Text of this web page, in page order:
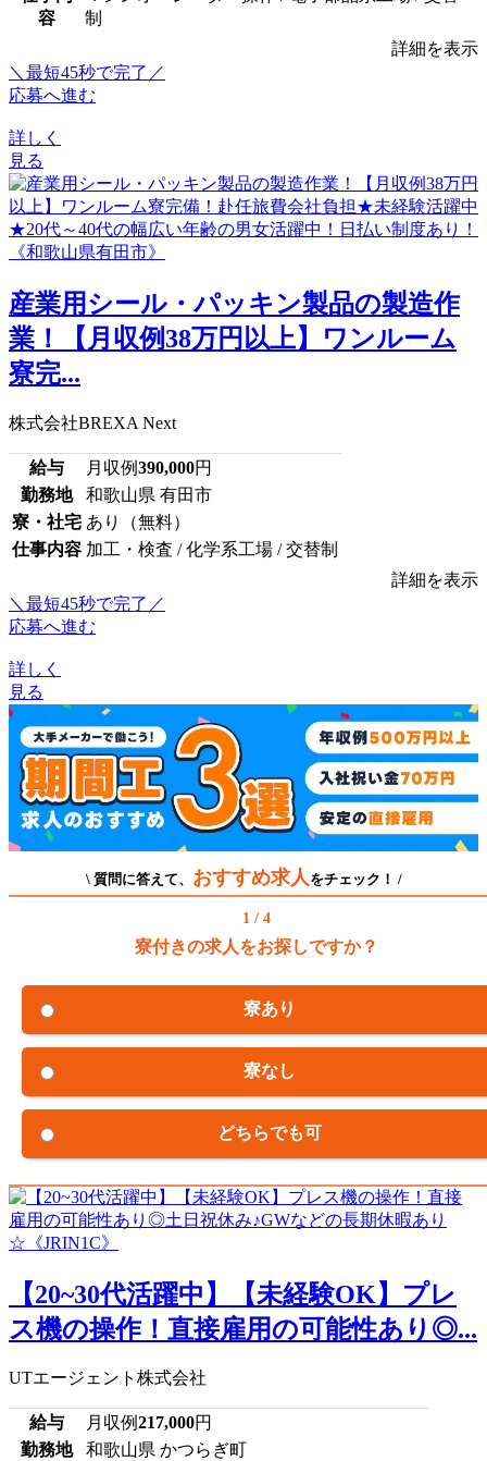
容
制
詳細を表示
＼最短45秒で完了／
応募へ進む
詳しく
見る
産業用シール・パッキン製品の製造作
業！【月収例38万円以上】ワンルーム
寮完...
株式会社BREXA Next
給与 月収例390,000円
勤務地
和歌山県 有田市
寮・社宅 あり（無料）
仕事内容 加工・検査 / 化学系工場 / 交替制
詳細を表示
＼最短45秒で完了／
応募へ進む
詳しく
見る
\ 質問に答えて、 おすすめ求人 をチェック！ /
1 / 4
寮付きの求人をお探しですか？
寮あり
寮なし
どちらでも可
【20~30代活躍中】【未経験OK】プレ
ス機の操作！直接雇用の可能性あり◎...
UTエージェント株式会社
給与 月収例217,000円
勤務地
和歌山県 かつらぎ町